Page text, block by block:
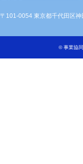
〒101-0054 東京都千代田区
©事業協